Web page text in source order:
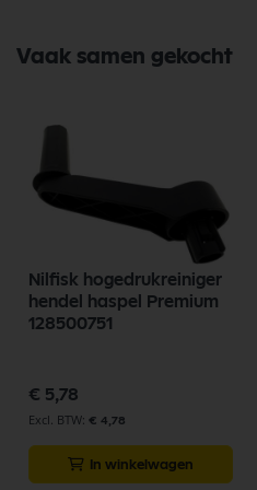
Vaak samen gekocht
Nilfisk hogedrukreiniger
hendel haspel Premium
128500751
€ 5,78
€ 4,78
In winkelwagen